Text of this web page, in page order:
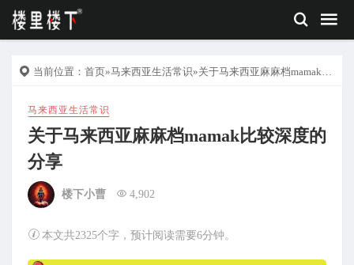
当前位置： 首页»马来西亚生活常识»关于马来西亚麻麻档mamak比较深度的分享
马来西亚生活常识
关于马来西亚麻麻档mamak比较深度的
分享
楼下小曹 4,902
本文共2325个字，预计阅读需要6分钟。